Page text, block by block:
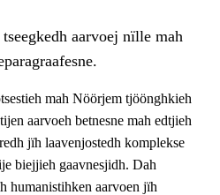
aarvoej nïlle mah
mah Nöörjem tjöönghkieh
aarvoeh betnesne mah edtjieh
jïh laavenjostedh komplekse
biejjieh gaavnesjidh. Dah
humanistihken aarvoen jïh